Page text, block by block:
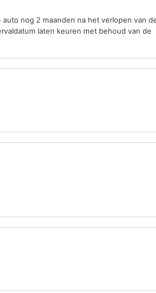
nog 2 maanden na het verlopen van
laten keuren met behoud van de